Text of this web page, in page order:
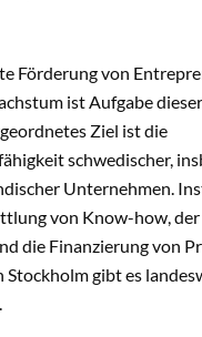
Förderung von
ist Aufgabe
Ziel ist die
schwedischer,
Unternehmen.
von Know-how,
die Finanzierung von
Stockholm gibt es